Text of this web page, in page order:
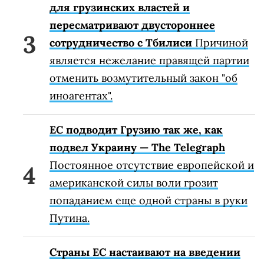
для грузинских властей и
пересматривают двустороннее
сотрудничество с Тбилиси Причиной
является нежелание правящей партии
отменить возмутительный закон "об
иноагентах".
ЕС подводит Грузию так же, как
подвел Украину — The Telegraph
Постоянное отсутствие европейской и
американской силы воли грозит
попаданием еще одной страны в руки
Путина.
Страны ЕС настаивают на введении